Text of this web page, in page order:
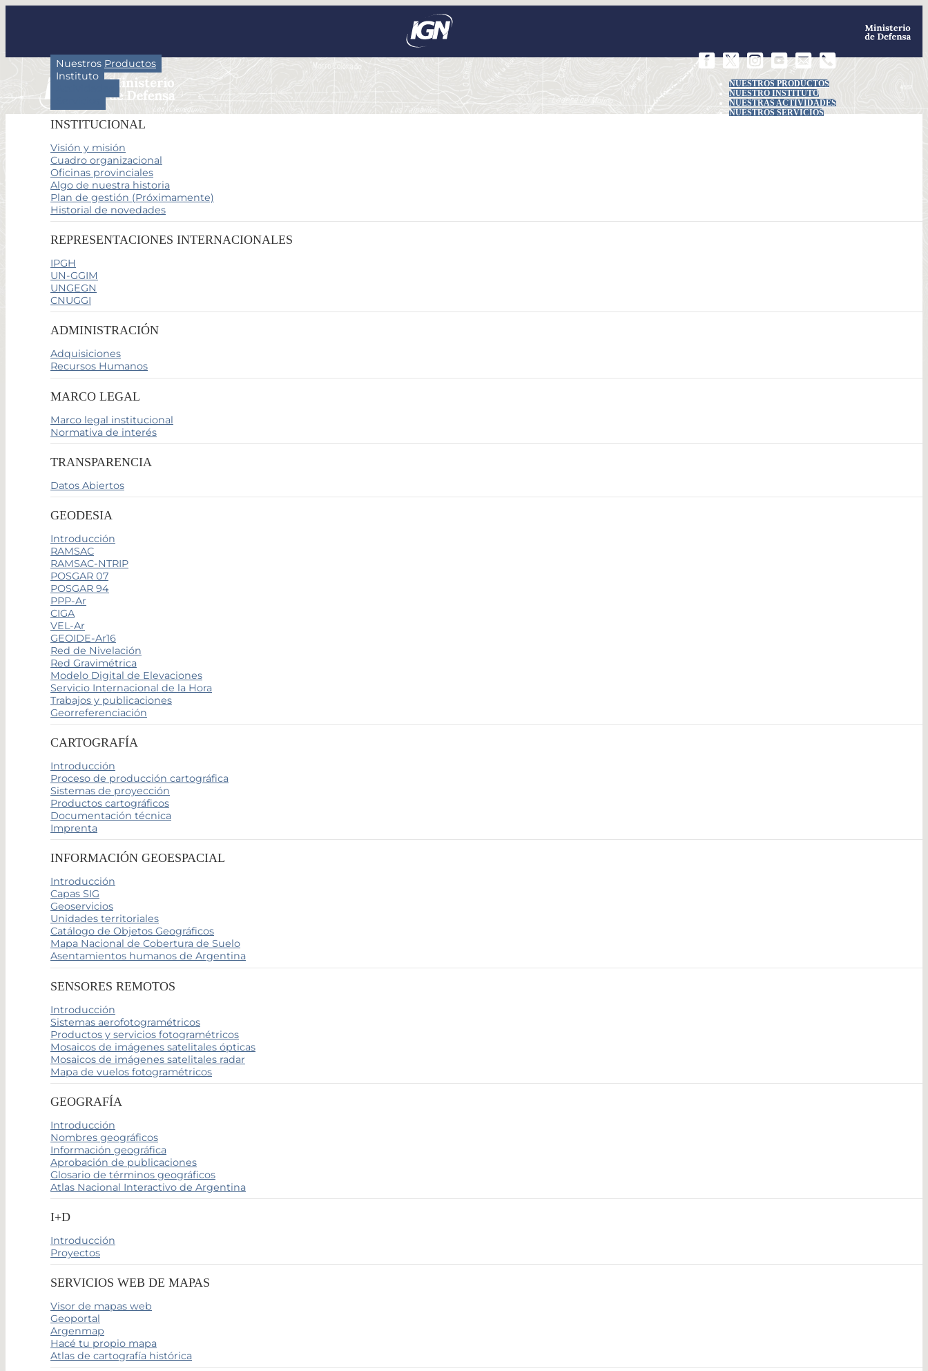
NUESTROS PRODUCTOS
NUESTRO INSTITUTO
NUESTRAS ACTIVIDADES
NUESTROS SERVICIOS
Nuestros Productos
Instituto
INSTITUCIONAL
Visión y misión
Cuadro organizacional
Oficinas provinciales
Algo de nuestra historia
Plan de gestión (Próximamente)
Historial de novedades
REPRESENTACIONES INTERNACIONALES
IPGH
UN-GGIM
UNGEGN
CNUGGI
ADMINISTRACIÓN
Adquisiciones
Recursos Humanos
MARCO LEGAL
Marco legal institucional
Normativa de interés
TRANSPARENCIA
Datos Abiertos
GEODESIA
Introducción
RAMSAC
RAMSAC-NTRIP
POSGAR 07
POSGAR 94
PPP-Ar
CIGA
VEL-Ar
GEOIDE-Ar16
Red de Nivelación
Red Gravimétrica
Modelo Digital de Elevaciones
Servicio Internacional de la Hora
Trabajos y publicaciones
Georreferenciación
CARTOGRAFÍA
Introducción
Proceso de producción cartográfica
Sistemas de proyección
Productos cartográficos
Documentación técnica
Imprenta
INFORMACIÓN GEOESPACIAL
Introducción
Capas SIG
Geoservicios
Unidades territoriales
Catálogo de Objetos Geográficos
Mapa Nacional de Cobertura de Suelo
Asentamientos humanos de Argentina
SENSORES REMOTOS
Introducción
Sistemas aerofotogramétricos
Productos y servicios fotogramétricos
Mosaicos de imágenes satelitales ópticas
Mosaicos de imágenes satelitales radar
Mapa de vuelos fotogramétricos
GEOGRAFÍA
Introducción
Nombres geográficos
Información geográfica
Aprobación de publicaciones
Glosario de términos geográficos
Atlas Nacional Interactivo de Argentina
I+D
Introducción
Proyectos
SERVICIOS WEB DE MAPAS
Visor de mapas web
Geoportal
Argenmap
Hacé tu propio mapa
Atlas de cartografía histórica